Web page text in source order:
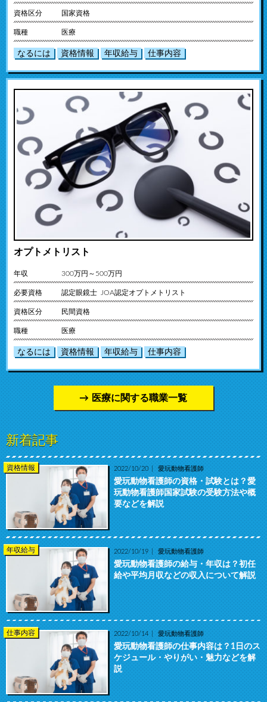
資格区分 国家資格
職種 医療
なるには 資格情報 年収給与 仕事内容
オプトメトリスト
年収 300万円～500万円
必要資格 認定眼鏡士 JOA認定オプトメトリスト
資格区分 民間資格
職種 医療
なるには 資格情報 年収給与 仕事内容
医療に関する職業一覧
新着記事
資格情報 2022/10/20 愛玩動物看護師
愛玩動物看護師の資格・試験とは？愛
玩動物看護師国家試験の受験方法や概
要などを解説
年収給与 2022/10/19 愛玩動物看護師
愛玩動物看護師の給与・年収は？初任
給や平均月収などの収入について解説
仕事内容 2022/10/14 愛玩動物看護師
愛玩動物看護師の仕事内容は？1日のス
ケジュール・やりがい・魅力などを解
説